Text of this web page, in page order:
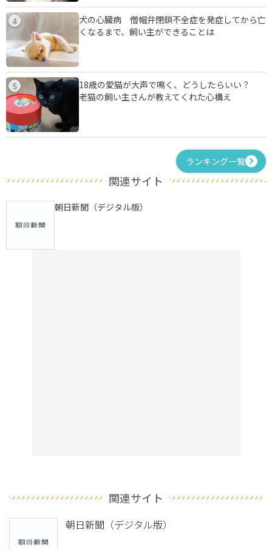
4
犬の心臓病 僧帽弁閉鎖不全症を発症してから亡
くなるまで、飼い主ができることは
5
18歳の愛猫が大声で鳴く、どうしたらいい？
老猫の飼い主さんが教えてくれた心構え
ランキング一覧
関連サイト
朝日新聞（デジタル版）
関連サイト
朝日新聞（デジタル版）